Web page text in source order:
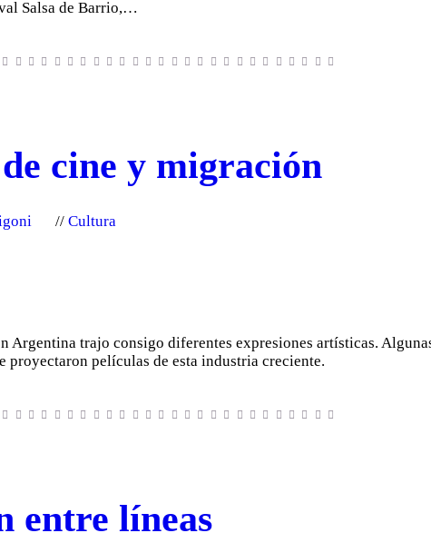
Salsa de Barrio,…
cine y migración
Cultura
Argentina trajo consigo diferentes expresiones artísticas.
proyectaron películas de esta industria creciente.
entre líneas